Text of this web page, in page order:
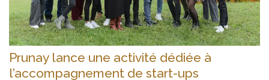
Prunay lance une activité dédiée à
l’accompagnement de start-ups